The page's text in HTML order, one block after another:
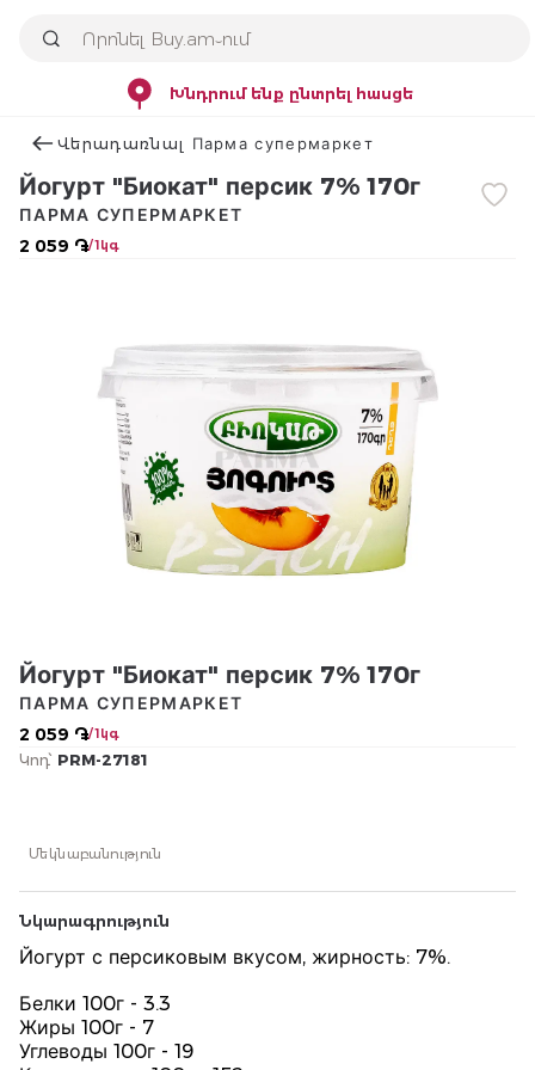
Խնդրում ենք ընտրել հասցե
Վերադառնալ Парма супермаркет
Йогурт "Биокат" персик 7% 170г
2 059 ֏/ 1կգ
ПАРМА СУПЕРМАРКЕТ
Йогурт "Биокат" персик 7% 170г
2 059 ֏/ 1կգ
ПАРМА СУПЕРМАРКЕТ
Կոդ՝ PRM-27181
Մեկնաբանություն
Նկարագրություն
Йогурт с персиковым вкусом, жирность: 7%.
Белки 100г - 3.3
Жиры 100г - 7
Углеводы 100г - 19